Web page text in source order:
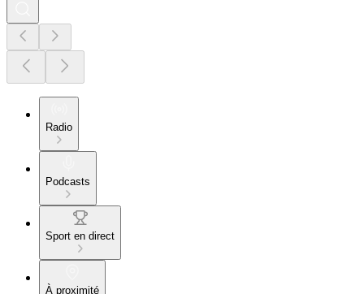
Radio
Podcasts
Sport en direct
À proximité